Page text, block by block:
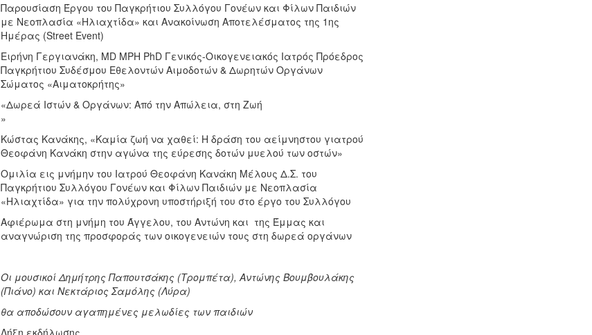
Παρουσίαση Έργου του Παγκρήτιου Συλλόγου Γονέων και Φίλων Παιδιών
με Νεοπλασία «Ηλιαχτίδα» και Ανακοίνωση Αποτελέσματος της 1ης
Ημέρας (Street Event)
Ειρήνη Γεργιανάκη, MD MPH PhD Γενικός-Οικογενειακός Ιατρός Πρόεδρος
Παγκρήτιου Συδέσμου Εθελοντών Αιμοδοτών & Δωρητών Οργάνων
Σώματος «Αιματοκρήτης»
«Δωρεά Ιστών & Οργάνων: Από την Απώλεια, στη Ζωή
»
Κώστας Κανάκης, «Καμία ζωή να χαθεί: Η δράση του αείμνηστου γιατρού
Θεοφάνη Κανάκη στην αγώνα της εύρεσης δοτών μυελού των οστών»
Ομιλία εις μνήμην του Ιατρού Θεοφάνη Κανάκη Μέλους Δ.Σ. του
Παγκρήτιου Συλλόγου Γονέων και Φίλων Παιδιών με Νεοπλασία
«Ηλιαχτίδα» για την πολύχρονη υποστήριξή του στο έργο του Συλλόγου
Αφιέρωμα στη μνήμη του Άγγελου, του Αντώνη και της Έμμας και
αναγνώριση της προσφοράς των οικογενειών τους στη δωρεά οργάνων
Οι μουσικοί Δημήτρης Παπουτσάκης (Τρομπέτα), Αντώνης Βουμβουλάκης
(Πιάνο) και Νεκτάριος Σαμόλης (Λύρα)
θα αποδώσουν αγαπημένες μελωδίες των παιδιών
Λήξη εκδήλωσης